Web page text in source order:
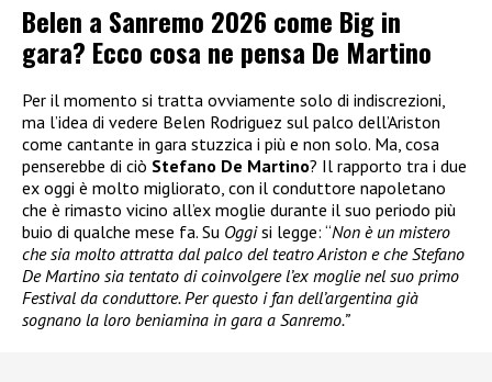
Belen a Sanremo 2026 come Big in
gara? Ecco cosa ne pensa De Martino
Per il momento si tratta ovviamente solo di indiscrezioni,
ma l’idea di vedere Belen Rodriguez sul palco dell’Ariston
come cantante in gara stuzzica i più e non solo. Ma, cosa
penserebbe di ciò Stefano De Martino? Il rapporto tra i due
ex oggi è molto migliorato, con il conduttore napoletano
che è rimasto vicino all’ex moglie durante il suo periodo più
buio di qualche mese fa. Su Oggisi legge: “Non è un mistero
che sia molto attratta dal palco del teatro Ariston e che Stefano
De Martino sia tentato di coinvolgere l’ex moglie nel suo primo
Festival da conduttore. Per questo i fan dell’argentina già
sognano la loro beniamina in gara a Sanremo.”